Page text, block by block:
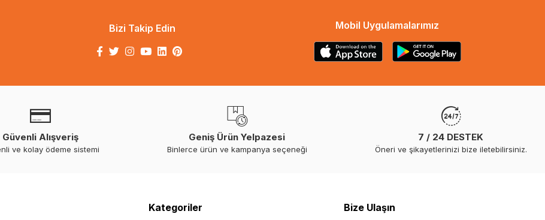
Bizi Takip Edin Mobil Uygulamalarımız
Güvenli Alışveriş
ve kolay ödeme sistemi
Geniş Ürün Yelpazesi
Binlerce ürün ve kampanya seçeneği
7 / 24 DESTEK
Öneri ve şikayetlerinizi bize iletebilirsiniz.
Kategoriler Bize Ulaşın